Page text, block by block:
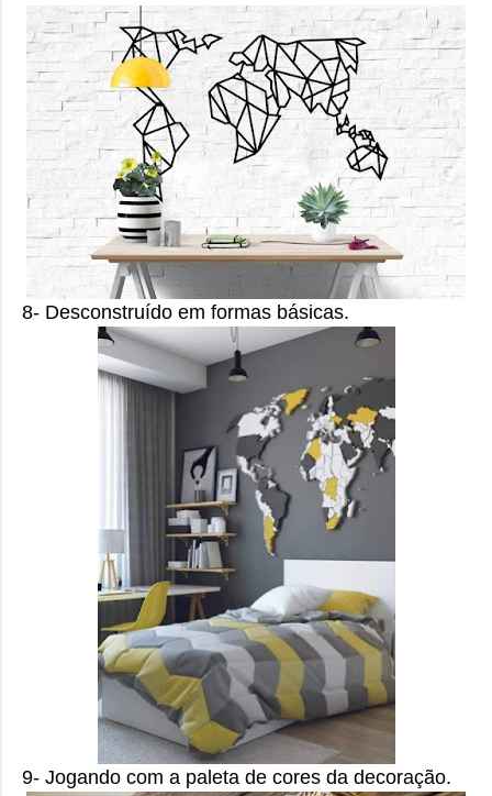
8- Desconstruído em formas básicas.
9- Jogando com a paleta de cores da decoração.